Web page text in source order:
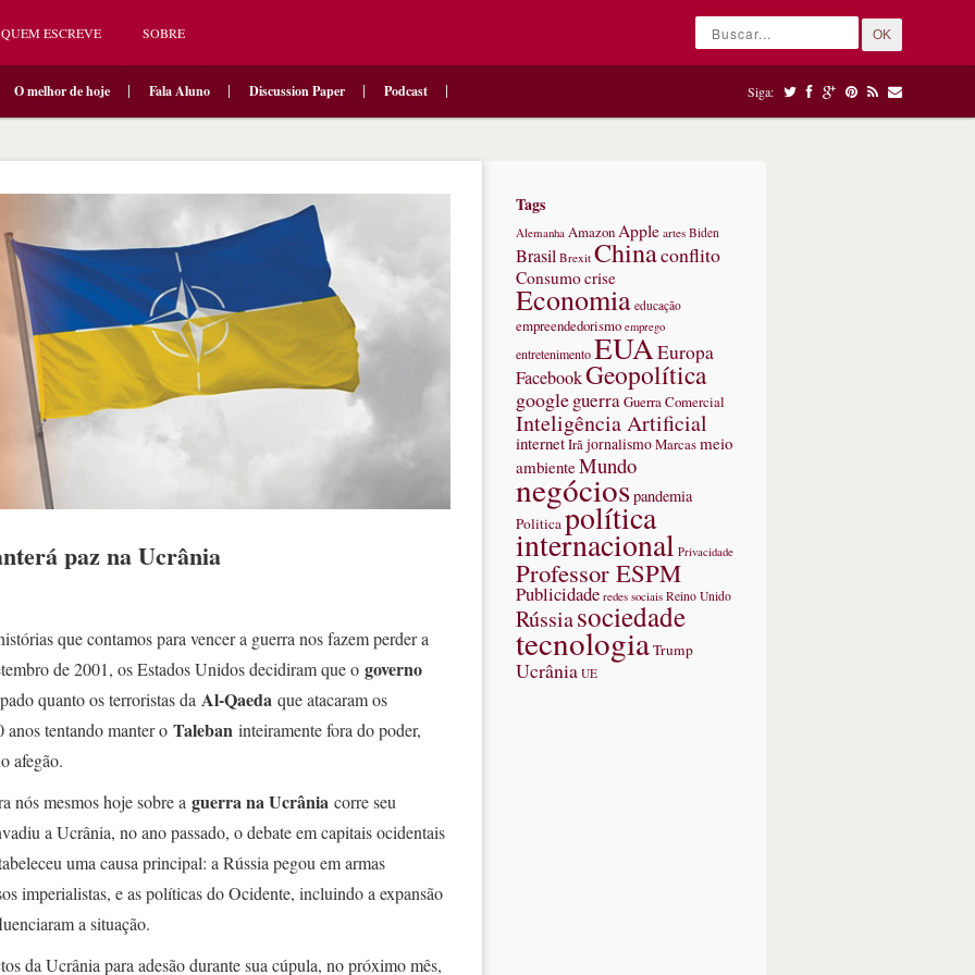
QUEM ESCREVE SOBRE OK
O melhor de hoje Fala Aluno Discussion Paper Podcast Siga:
paz na Ucrânia
que contamos para vencer a guerra nos fazem perder a
de 2001, os Estados Unidos decidiram que o governo
quanto os terroristas da Al-Qaeda que atacaram os
anos tentando manter o Taleban inteiramente fora do poder,
afegão.
nós mesmos hoje sobre a guerra na Ucrânia corre seu
a Ucrânia, no ano passado, o debate em capitais ocidentais
uma causa principal: a Rússia pegou em armas
imperialistas, e as políticas do Ocidente, incluindo a expansão
a situação.
da Ucrânia para adesão durante sua cúpula, no próximo mês,
Tags
Alemanha Amazon Apple artes Biden
Brasil Brexit Chinaconflito
Consumocrise
Economia educação
empreendedorismo emprego
entretenimentoEUAEuropa
FacebookGeopolítica
googleguerraGuerra Comercial
Inteligência Artificial
internetIrãjornalismoMarcasmeio
ambienteMundo
negóciospandemia
Politicapolítica
internacional Privacidade
Professor ESPM
Publicidade redes sociais Reino Unido
Rússiasociedade
tecnologiaTrump
Ucrânia UE